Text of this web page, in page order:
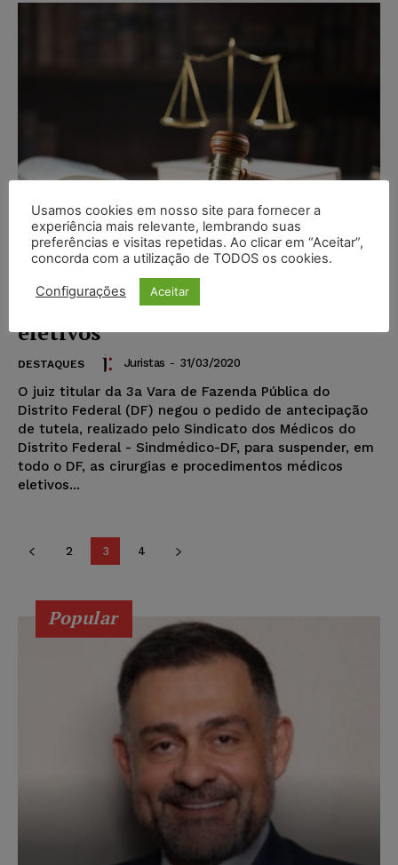
Justiça nega pedido de suspensão
de cirurgias e procedimentos
eletivos
DESTAQUES Juristas - 31/03/2020
O juiz titular da 3a Vara de Fazenda Pública do
Distrito Federal (DF) negou o pedido de antecipação
de tutela, realizado pelo Sindicato dos Médicos do
Distrito Federal - Sindmédico-DF, para suspender, em
todo o DF, as cirurgias e procedimentos médicos
eletivos...
2 3 4
Popular
Usamos cookies em nosso site para fornecer a
experiência mais relevante, lembrando suas
preferências e visitas repetidas. Ao clicar em “Aceitar”,
concorda com a utilização de TODOS os cookies.
Configurações Aceitar